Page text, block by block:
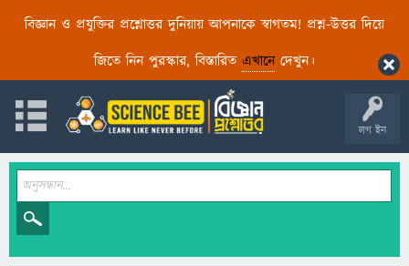
বিজ্ঞান ও প্রযুক্তির প্রশ্নোত্তর দুনিয়ায় আপনাকে স্বাগতম! প্রশ্ন-উত্তর দিয়ে
জিতে নিন পুরস্কার, বিস্তারিত এখানেদেখুন।
লগ ইন